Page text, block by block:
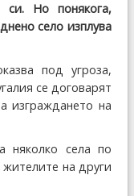
си. Но понякога,
село изплува
под угроза,
се договарят
изграждането на
няколко села по
на други